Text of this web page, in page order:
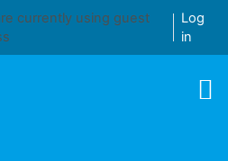
currently using guest
Log
in